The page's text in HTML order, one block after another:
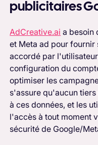
publicitaires
AdCreative.ai a besoin
et Meta ad pour fournir
accordé par
configuration du
optimiser les
s'assure qu'aucun
à ces données, et les
l'accès à tout moment
sécurité de Google/